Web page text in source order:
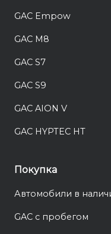
GAC Empow
GAC M8
GAC S7
GAC S9
GAC AION V
GAC HYPTEC HT
Покупка
Автомобили в
GAC с пробегом